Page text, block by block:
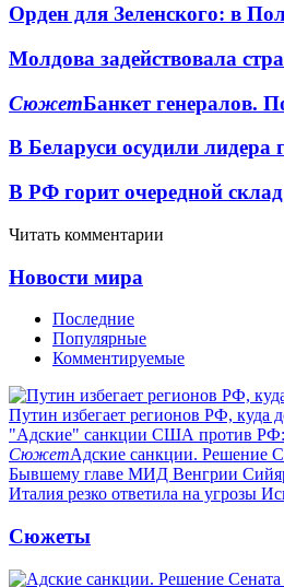
Орден для Зеленского: в
Молдова задействовала
СюжетБанкет генералов.
В Беларуси осудили
В РФ горит очередной
Читать комментарии
Новости мира
Последние
Популярные
Комментируемые
Путин избегает регионов РФ,
"Адские" санкции США против РФ:
СюжетАдские санкции. Решение
Бывшему главе МИД Венгрии
Италия резко ответила на угрозы
Сюжеты